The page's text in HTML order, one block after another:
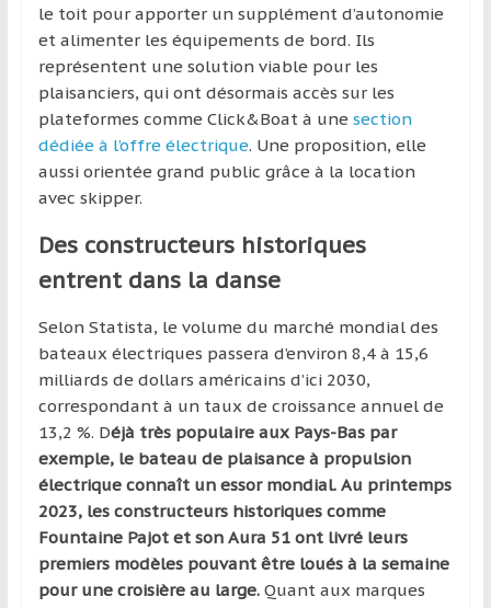
le toit pour apporter un supplément d’autonomie
et alimenter les équipements de bord. Ils
représentent une solution viable pour les
plaisanciers, qui ont désormais accès sur les
plateformes comme Click&Boat à une section
dédiée à l’offre électrique. Une proposition, elle
aussi orientée grand public grâce à la location
avec skipper.
Des constructeurs historiques
entrent dans la danse
Selon Statista, le volume du marché mondial des
bateaux électriques passera d’environ 8,4 à 15,6
milliards de dollars américains d’ici 2030,
correspondant à un taux de croissance annuel de
13,2 %. Déjà très populaire aux Pays-Bas par
exemple, le bateau de plaisance à propulsion
électrique connaît un essor mondial. Au printemps
2023, les constructeurs historiques comme
Fountaine Pajot et son Aura 51 ont livré leurs
premiers modèles pouvant être loués à la semaine
pour une croisière au large.Quant aux marques